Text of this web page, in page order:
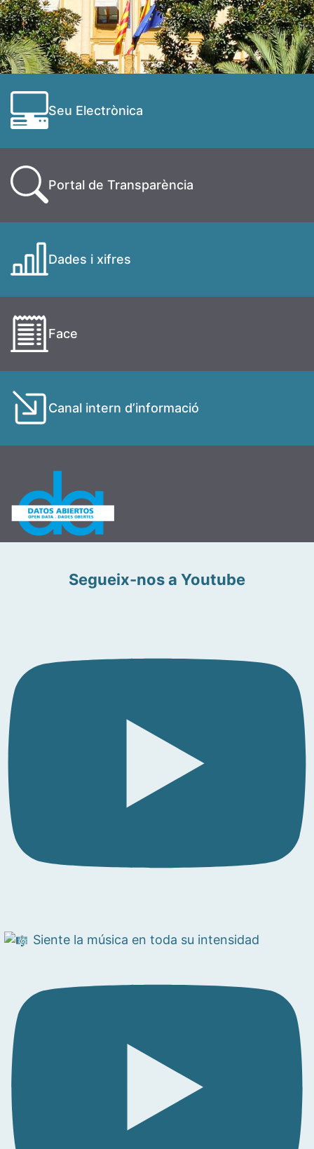
Seu Electrònica
Portal de Transparència
Dades i xifres
Face
Canal intern d’informació
Segueix-nos a Youtube
Siente la música en toda su intensidad